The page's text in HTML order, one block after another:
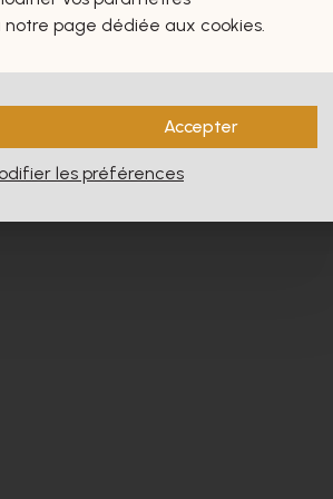
page dédiée aux cookies.
Accepter
les préférences